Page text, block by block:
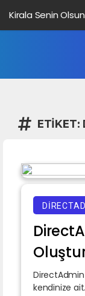
Kirala Senin Olsun
ETIKET:
kendinize